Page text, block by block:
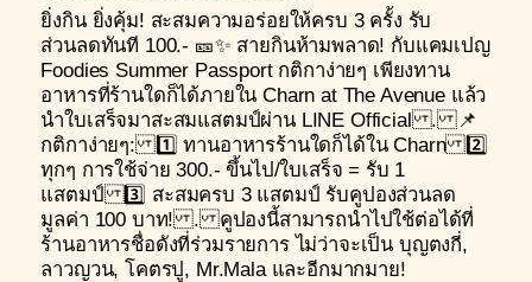
ยิ่งกิน ยิ่งคุ้ม! สะสมความอร่อยให้ครบ 3 ครั้ง รับ
ส่วนลดทันที 100.- 🎫✨ สายกินห้ามพลาด! กับแคมเปญ
Foodies Summer Passport กติกาง่ายๆ เพียงทาน
อาหารที่ร้านใดก็ได้ภายใน Charn at The Avenue แล้ว
นำใบเสร็จมาสะสมแสตมป์ผ่าน LINE Official . 📌
กติกาง่ายๆ: 1️⃣ ทานอาหารร้านใดก็ได้ใน Charn 2️⃣
ทุกๆ การใช้จ่าย 300.- ขึ้นไป/ใบเสร็จ = รับ 1
แสตมป์ 3️⃣ สะสมครบ 3 แสตมป์ รับคูปองส่วนลด
มูลค่า 100 บาท! . คูปองนี้สามารถนำไปใช้ต่อได้ที่
ร้านอาหารชื่อดังที่ร่วมรายการ ไม่ว่าจะเป็น บุญตงกี่,
ลาวญวน, โคตรปู, Mr.Mala และอีกมากมาย!